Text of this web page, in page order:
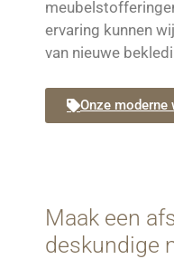
ervaring kunnen
van nieuwe
Onze moderne
Maak een
deskundige